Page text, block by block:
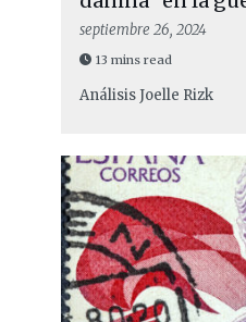
septiembre 26, 2024
13 mins read
AnálisisJoelle Rizk